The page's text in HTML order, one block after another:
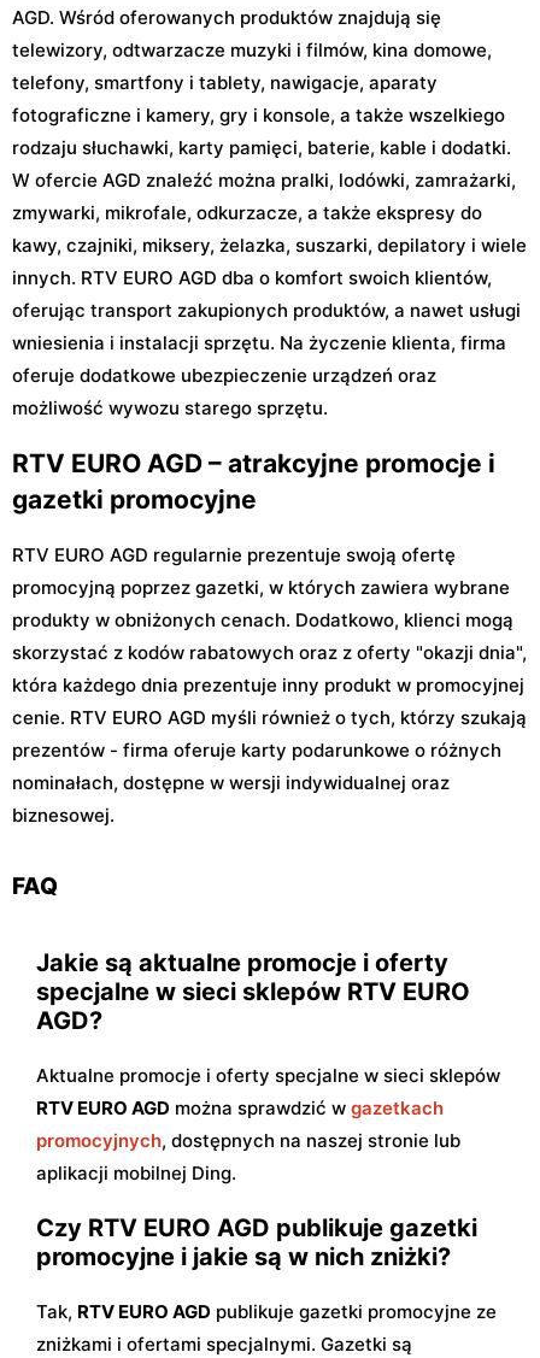
AGD. Wśród oferowanych produktów znajdują się
telewizory, odtwarzacze muzyki i filmów, kina domowe,
telefony, smartfony i tablety, nawigacje, aparaty
fotograficzne i kamery, gry i konsole, a także wszelkiego
rodzaju słuchawki, karty pamięci, baterie, kable i dodatki.
W ofercie AGD znaleźć można pralki, lodówki, zamrażarki,
zmywarki, mikrofale, odkurzacze, a także ekspresy do
kawy, czajniki, miksery, żelazka, suszarki, depilatory i wiele
innych. RTV EURO AGD dba o komfort swoich klientów,
oferując transport zakupionych produktów, a nawet usługi
wniesienia i instalacji sprzętu. Na życzenie klienta, firma
oferuje dodatkowe ubezpieczenie urządzeń oraz
możliwość wywozu starego sprzętu.
RTV EURO AGD – atrakcyjne promocje i
gazetki promocyjne
RTV EURO AGD regularnie prezentuje swoją ofertę
promocyjną poprzez gazetki, w których zawiera wybrane
produkty w obniżonych cenach. Dodatkowo, klienci mogą
skorzystać z kodów rabatowych oraz z oferty "okazji dnia",
która każdego dnia prezentuje inny produkt w promocyjnej
cenie. RTV EURO AGD myśli również o tych, którzy szukają
prezentów - firma oferuje karty podarunkowe o różnych
nominałach, dostępne w wersji indywidualnej oraz
biznesowej.
FAQ
Jakie są aktualne promocje i oferty
specjalne w sieci sklepów RTV EURO
AGD?
Aktualne promocje i oferty specjalne w sieci sklepów
RTV EURO AGD można sprawdzić w gazetkach
promocyjnych, dostępnych na naszej stronie lub
aplikacji mobilnej Ding.
Czy RTV EURO AGD publikuje gazetki
promocyjne i jakie są w nich zniżki?
Tak, RTV EURO AGD publikuje gazetki promocyjne ze
zniżkami i ofertami specjalnymi. Gazetki są